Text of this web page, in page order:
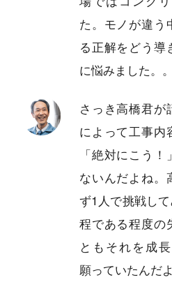
た。モノが違う
る正解をどう導
に悩みました。。
さっき高橋君が
によって工事内
「絶対にこう
ないんだよね。
ず1人で挑戦し
程である程度の
ともそれを成
願っていたんだ